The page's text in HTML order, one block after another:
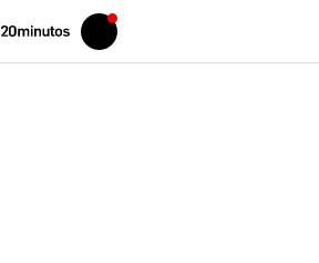
Volver
Iniciar
sesión